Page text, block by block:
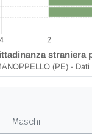
Maschi